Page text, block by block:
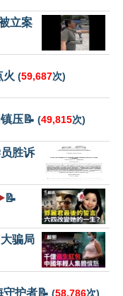
立案
火 (59,687次)
压📝 (49,815次)
胜诉
📝
骗局
守护者📝 (58,786次)